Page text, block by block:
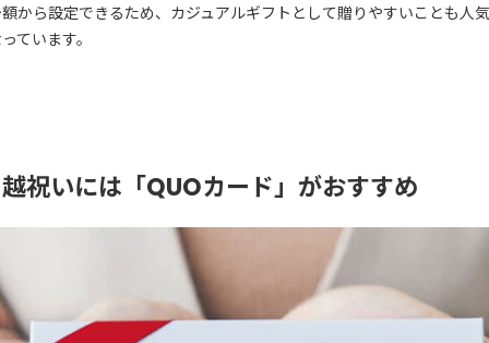
から設定できるため、カジュアルギフトとして贈りやすいことも人
ています。
祝いには「QUOカード」がおすすめ